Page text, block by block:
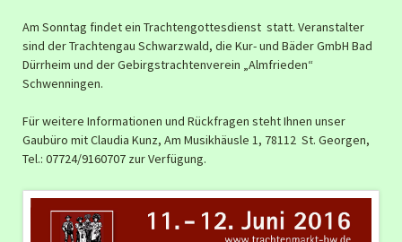
Am Sonntag findet ein Trachtengottesdienst statt. Veranstalter
sind der Trachtengau Schwarzwald, die Kur- und Bäder GmbH Bad
Dürrheim und der Gebirgstrachtenverein „Almfrieden“
Schwenningen.
Für weitere Informationen und Rückfragen steht Ihnen unser
Gaubüro mit Claudia Kunz, Am Musikhäusle 1, 78112 St. Georgen,
Tel.: 07724/9160707 zur Verfügung.